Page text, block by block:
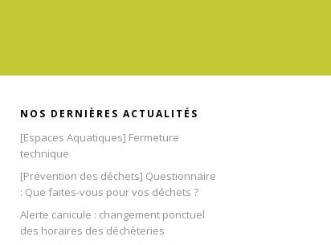
NOS DERNIÈRES ACTUALITÉS
[Espaces Aquatiques] Fermeture
technique
[Prévention des déchets] Questionnaire
: Que faites-vous pour vos déchets ?
Alerte canicule : changement ponctuel
des horaires des déchèteries